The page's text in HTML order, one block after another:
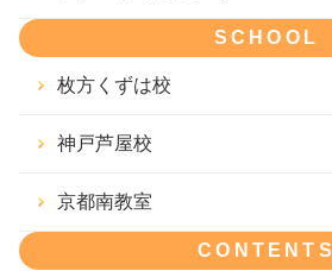
SCHOOL
枚方くずは校
神戸芦屋校
京都南教室
CONTENTS